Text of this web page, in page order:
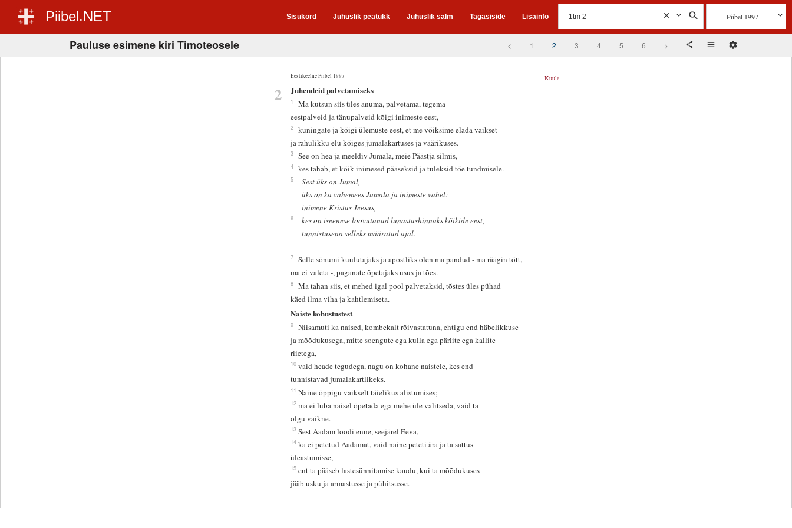
Piibel.NET Sisukord Juhuslik peatükk Juhuslik salm Tagasiside Lisainfo Piibel 1997
Pauluse esimene kiri Timoteosele < 1 2 3 4 5 6 >
Eestikeelne Piibel 1997
2
Kuula
Juhendeid palvetamiseks
1
Ma kutsun siis üles anuma, palvetama, tegema
eestpalveid ja tänupalveid kõigi inimeste eest,
2
kuningate ja kõigi ülemuste eest, et me võiksime elada vaikset
ja rahulikku elu kõiges jumalakartuses ja väärikuses.
3 See on hea ja meeldiv Jumala, meie Päästja silmis,
4 kes tahab, et kõik inimesed pääseksid ja tuleksid tõe tundmisele.
5
Sest üks on Jumal,
üks on ka vahemees Jumala ja inimeste vahel:
inimene Kristus Jeesus,
6
kes on iseenese loovutanud lunastushinnaks kõikide eest,
tunnistusena selleks määratud ajal.
7
Selle sõnumi kuulutajaks ja apostliks olen ma pandud - ma räägin tõtt,
ma ei valeta -, paganate õpetajaks usus ja tões.
8
Ma tahan siis, et mehed igal pool palvetaksid, tõstes üles pühad
käed ilma viha ja kahtlemiseta.
Naiste kohustustest
9
Niisamuti ka naised, kombekalt rõivastatuna, ehtigu end häbelikkuse
ja mõõdukusega, mitte soengute ega kulla ega pärlite ega kallite
riietega,
10 vaid heade tegudega, nagu on kohane naistele, kes end
tunnistavad jumalakartlikeks.
11 Naine õppigu vaikselt täielikus alistumises;
12 ma ei luba naisel õpetada ega mehe üle valitseda, vaid ta
olgu vaikne.
13 Sest Aadam loodi enne, seejärel Eeva,
14 ka ei petetud Aadamat, vaid naine peteti ära ja ta sattus
üleastumisse,
15 ent ta pääseb lastesünnitamise kaudu, kui ta mõõdukuses
jääb usku ja armastusse ja pühitsusse.